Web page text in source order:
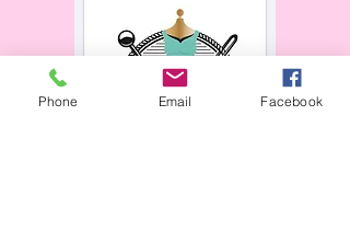
Phone Email Facebook